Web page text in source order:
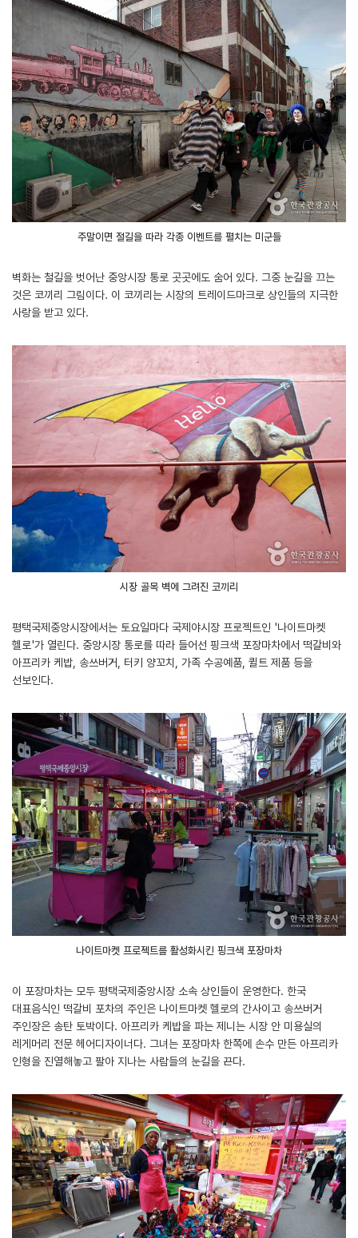
주말이면 철길을 따라 각종 이벤트를 펼치는 미군들
벽화는 철길을 벗어난 중앙시장 통로 곳곳에도 숨어 있다. 그중 눈길을 끄는
것은 코끼리 그림이다. 이 코끼리는 시장의 트레이드마크로 상인들의 지극한
사랑을 받고 있다.
시장 골목 벽에 그려진 코끼리
평택국제중앙시장에서는 토요일마다 국제야시장 프로젝트인 '나이트마켓
헬로'가 열린다. 중앙시장 통로를 따라 들어선 핑크색 포장마차에서 떡갈비와
아프리카 케밥, 송쓰버거, 터키 양꼬치, 가족 수공예품, 퀼트 제품 등을
선보인다.
나이트마켓 프로젝트를 활성화시킨 핑크색 포장마차
이 포장마차는 모두 평택국제중앙시장 소속 상인들이 운영한다. 한국
대표음식인 떡갈비 포차의 주인은 나이트마켓 헬로의 간사이고 송쓰버거
주인장은 송탄 토박이다. 아프리카 케밥을 파는 제니는 시장 안 미용실의
레게머리 전문 헤어디자이너다. 그녀는 포장마차 한쪽에 손수 만든 아프리카
인형을 진열해놓고 팔아 지나는 사람들의 눈길을 끈다.